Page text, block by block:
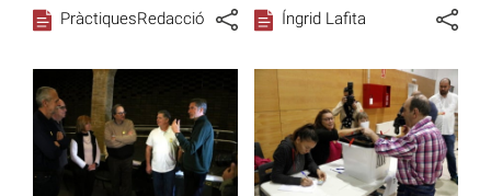
PràctiquesRedacció Íngrid Lafita